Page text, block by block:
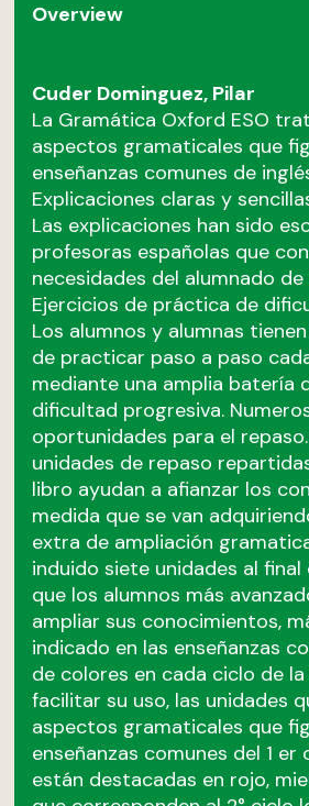
Overview
Cuder Dominguez, Pilar
La Gramática Oxford ESO
aspectos gramaticales que
enseñanzas comunes de
Explicaciones claras y
Las explicaciones han sido
profesoras españolas que
necesidades del alumnado de
Ejercicios de práctica de
Los alumnos y alumnas
de practicar paso a paso
mediante una amplia batería
dificultad progresiva.
oportunidades para el
unidades de repaso
libro ayudan a afianzar los
medida que se van
extra de ampliación
induido siete unidades al
que los alumnos más
ampliar sus conocimientos,
indicado en las enseñanzas
de colores en cada ciclo de la
facilitar su uso, las unidades
aspectos gramaticales que
enseñanzas comunes del 1 er
están destacadas en rojo,